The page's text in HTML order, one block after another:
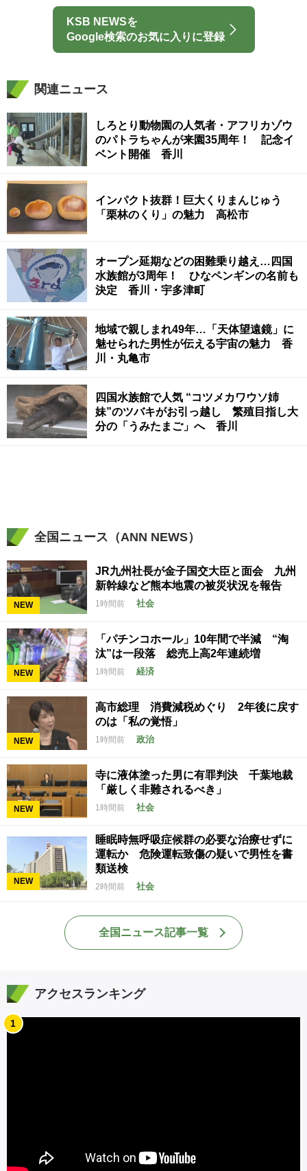
KSB NEWSを
Google検索のお気に入りに登録
関連ニュース
しろとり動物園の人気者・アフリカゾウ
のパトラちゃんが来園35周年！ 記念イ
ベント開催 香川
インパクト抜群！巨大くりまんじゅう
「栗林のくり」の魅力 高松市
オープン延期などの困難乗り越え…四国
水族館が3周年！ ひなペンギンの名前も
決定 香川・宇多津町
地域で親しまれ49年…「天体望遠鏡」に
魅せられた男性が伝える宇宙の魅力 香
川・丸亀市
四国水族館で人気 “コツメカワウソ姉
妹”のツバキがお引っ越し 繁殖目指し大
分の「うみたまご」へ 香川
全国ニュース（ANN NEWS）
NEW
JR九州社長が金子国交大臣と面会 九州
新幹線など熊本地震の被災状況を報告
1時間前 社会
NEW
「パチンコホール」10年間で半減 “淘
汰”は一段落 総売上高2年連続増
1時間前 経済
NEW
高市総理 消費減税めぐり 2年後に戻す
のは「私の覚悟」
1時間前 政治
NEW
寺に液体塗った男に有罪判決 千葉地裁
「厳しく非難されるべき」
1時間前 社会
NEW
睡眠時無呼吸症候群の必要な治療せずに
運転か 危険運転致傷の疑いで男性を書
類送検
2時間前 社会
全国ニュース記事一覧
アクセスランキング
1